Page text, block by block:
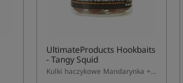
UltimateProducts Hookbaits
- Tangy Squid
Kulki haczykowe Mandarynka + Kałamarnica